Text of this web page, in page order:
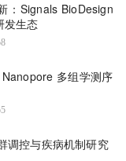
：Signals BioDesign
发生态
多组学测序
调控与疾病机制研究